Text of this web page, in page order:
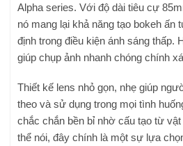
Alpha series. Với độ dài tiêu cự
nó mang lại khả năng tạo bokeh ấn
định trong điều kiện ánh sáng thấp.
giúp chụp ảnh nhanh chóng chính
Thiết kế lens nhỏ gọn, nhẹ giúp
theo và sử dụng trong mọi tình
chắc chắn bền bỉ nhờ cấu tạo từ
thể nói, đây chính là một sự lựa